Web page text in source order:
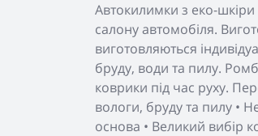
Автокилимки з еко-
салону автомобіля.
виготовляються
бруду, води та пилу.
коврики під час руху.
вологи, бруду та пилу •
основа • Великий вибір